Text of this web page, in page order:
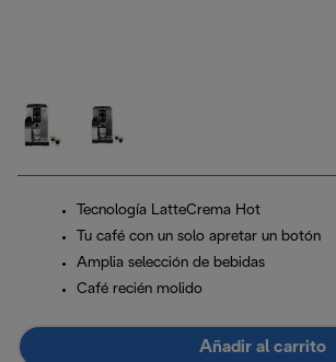
Tecnología LatteCrema Hot
Tu café con un solo apretar un botón
Amplia selección de bebidas
Café recién molido
Añadir al carrito